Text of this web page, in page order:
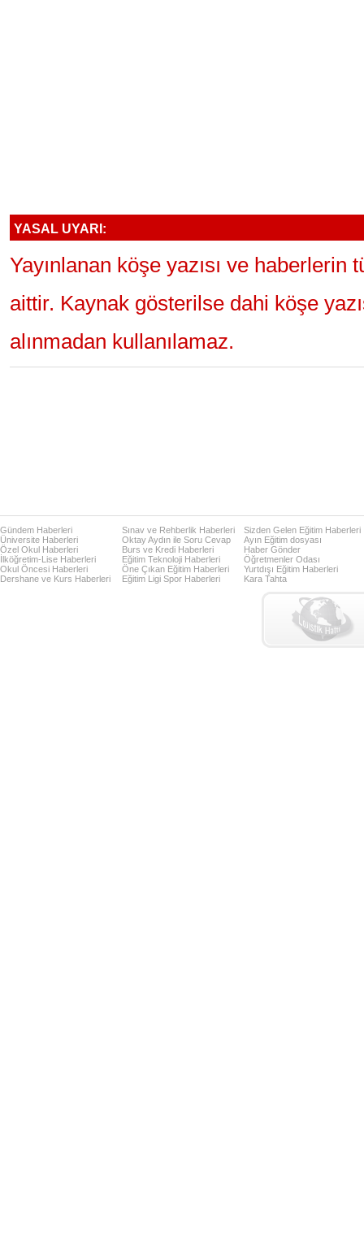
YASAL UYARI:
Yayınlanan köşe yazısı ve haberlerin
aittir. Kaynak gösterilse dahi köşe
alınmadan kullanılamaz.
Gündem Haberleri
Üniversite Haberleri
Özel Okul Haberleri
İlköğretim-Lise Haberleri
Okul Öncesi Haberleri
Dershane ve Kurs Haberleri
Sınav ve Rehberlik Haberleri
Oktay Aydın ile Soru Cevap
Burs ve Kredi Haberleri
Eğitim Teknoloji Haberleri
Öne Çıkan Eğitim Haberleri
Eğitim Ligi Spor Haberleri
Sizden Gelen Eğitim Haberleri
Ayın Eğitim dosyası
Haber Gönder
Öğretmenler Odası
Yurtdışı Eğitim Haberleri
Kara Tahta